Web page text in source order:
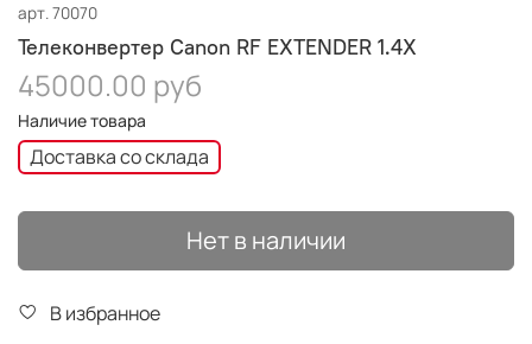
арт.70070
Телеконвертер Canon RF EXTENDER 1.4X
45000.00 руб
Наличие товара
Доставка со склада
Нет в наличии
В избранное